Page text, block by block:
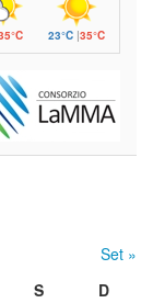
23°C |35°C
Set »
S
D